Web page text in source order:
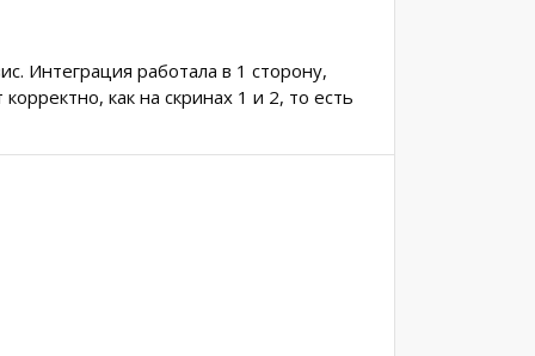
Интеграция работала в 1 сторону,
как на скринах 1 и 2, то есть